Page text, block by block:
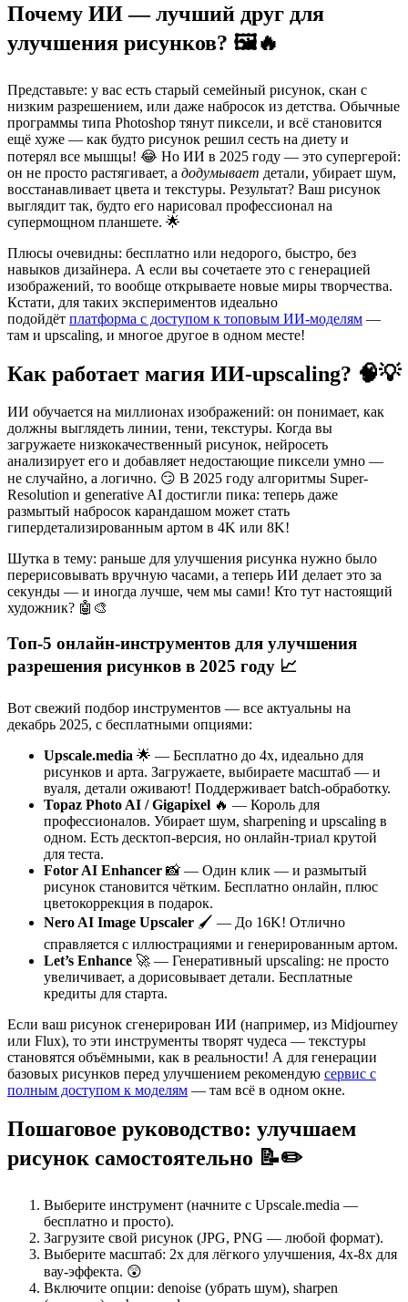
Почему ИИ — лучший друг для
улучшения рисунков? 🖼️🔥
Представьте: у вас есть старый семейный рисунок, скан с
низким разрешением, или даже набросок из детства. Обычные
программы типа Photoshop тянут пиксели, и всё становится
ещё хуже — как будто рисунок решил сесть на диету и
потерял все мышцы! 😂 Но ИИ в 2025 году — это супергерой:
он не просто растягивает, а додумывает детали, убирает шум,
восстанавливает цвета и текстуры. Результат? Ваш рисунок
выглядит так, будто его нарисовал профессионал на
супермощном планшете. 🌟
Плюсы очевидны: бесплатно или недорого, быстро, без
навыков дизайнера. А если вы сочетаете это с генерацией
изображений, то вообще открываете новые миры творчества.
Кстати, для таких экспериментов идеально
подойдёт платформа с доступом к топовым ИИ-моделям —
там и upscaling, и многое другое в одном месте!
Как работает магия ИИ-upscaling? 🧠💡
ИИ обучается на миллионах изображений: он понимает, как
должны выглядеть линии, тени, текстуры. Когда вы
загружаете низкокачественный рисунок, нейросеть
анализирует его и добавляет недостающие пиксели умно —
не случайно, а логично. 😏 В 2025 году алгоритмы Super-
Resolution и generative AI достигли пика: теперь даже
размытый набросок карандашом может стать
гипердетализированным артом в 4K или 8K!
Шутка в тему: раньше для улучшения рисунка нужно было
перерисовывать вручную часами, а теперь ИИ делает это за
секунды — и иногда лучше, чем мы сами! Кто тут настоящий
художник? 🤖🎨
Топ-5 онлайн-инструментов для улучшения
разрешения рисунков в 2025 году 📈
Вот свежий подбор инструментов — все актуальны на
декабрь 2025, с бесплатными опциями:
Upscale.media 🌟 — Бесплатно до 4x, идеально для
рисунков и арта. Загружаете, выбираете масштаб — и
вуаля, детали оживают! Поддерживает batch-обработку.
Topaz Photo AI / Gigapixel 🔥 — Король для
профессионалов. Убирает шум, sharpening и upscaling в
одном. Есть десктоп-версия, но онлайн-триал крутой
для теста.
Fotor AI Enhancer 📸 — Один клик — и размытый
рисунок становится чётким. Бесплатно онлайн, плюс
цветокоррекция в подарок.
Nero AI Image Upscaler 🖌️ — До 16K! Отлично
справляется с иллюстрациями и генерированным артом.
Let’s Enhance 🚀 — Генеративный upscaling: не просто
увеличивает, а дорисовывает детали. Бесплатные
кредиты для старта.
Если ваш рисунок сгенерирован ИИ (например, из Midjourney
или Flux), то эти инструменты творят чудеса — текстуры
становятся объёмными, как в реальности! А для генерации
базовых рисунков перед улучшением рекомендую сервис с
полным доступом к моделям — там всё в одном окне.
Пошаговое руководство: улучшаем
рисунок самостоятельно 📝✏️
Выберите инструмент (начните с Upscale.media —
бесплатно и просто).
Загрузите свой рисунок (JPG, PNG — любой формат).
Выберите масштаб: 2x для лёгкого улучшения, 4x-8x для
вау-эффекта. 😲
Включите опции: denoise (убрать шум), sharpen